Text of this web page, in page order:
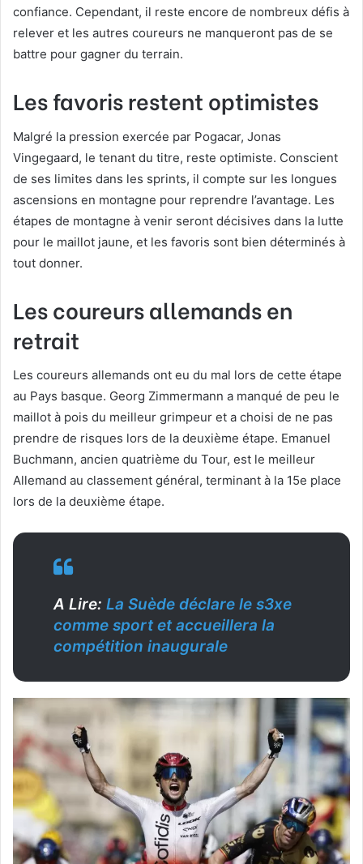
confiance. Cependant, il reste encore de nombreux défis à
relever et les autres coureurs ne manqueront pas de se
battre pour gagner du terrain.
Les favoris restent optimistes
Malgré la pression exercée par Pogacar, Jonas
Vingegaard, le tenant du titre, reste optimiste. Conscient
de ses limites dans les sprints, il compte sur les longues
ascensions en montagne pour reprendre l’avantage. Les
étapes de montagne à venir seront décisives dans la lutte
pour le maillot jaune, et les favoris sont bien déterminés à
tout donner.
Les coureurs allemands en
retrait
Les coureurs allemands ont eu du mal lors de cette étape
au Pays basque. Georg Zimmermann a manqué de peu le
maillot à pois du meilleur grimpeur et a choisi de ne pas
prendre de risques lors de la deuxième étape. Emanuel
Buchmann, ancien quatrième du Tour, est le meilleur
Allemand au classement général, terminant à la 15e place
lors de la deuxième étape.
A Lire: La Suède déclare le s3xe
comme sport et accueillera la
compétition inaugurale